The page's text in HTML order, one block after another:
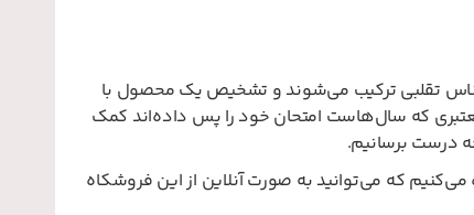
تقلبی ترکیب می‌شوند و تشخیص یک محصول با
که سال‌هاست امتحان خود را پس داده‌اند کمک
درست برسانیم.
که می‌توانید به صورت آنلاین از این فروشکاه